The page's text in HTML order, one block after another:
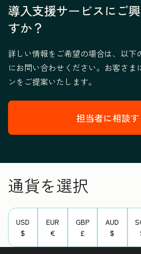
導入支援サービスにご
すか？
詳しい情報をご希望の場合は、以下
にお問い合わせください。お客さま
ンをご提案いたします。
担当者に相談す
通貨を選択
USD
$
EUR
€
GBP
£
AUD
$